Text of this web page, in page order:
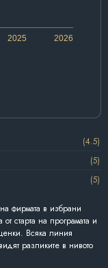
2026
2025
(4.5)
(5)
(5)
фирмата в избрани
старта на програмата и
Всяка линия
разликите в нивото